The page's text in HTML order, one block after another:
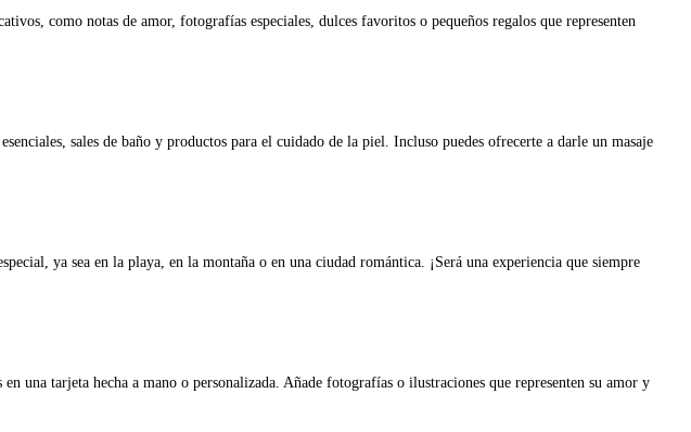
como notas de amor, fotografías especiales, dulces favoritos o pequeños regalos que representen
sales de baño y productos para el cuidado de la piel. Incluso puedes ofrecerte a darle un masaje
ya sea en la playa, en la montaña o en una ciudad romántica. ¡Será una experiencia que siempre
una tarjeta hecha a mano o personalizada. Añade fotografías o ilustraciones que representen su amor y